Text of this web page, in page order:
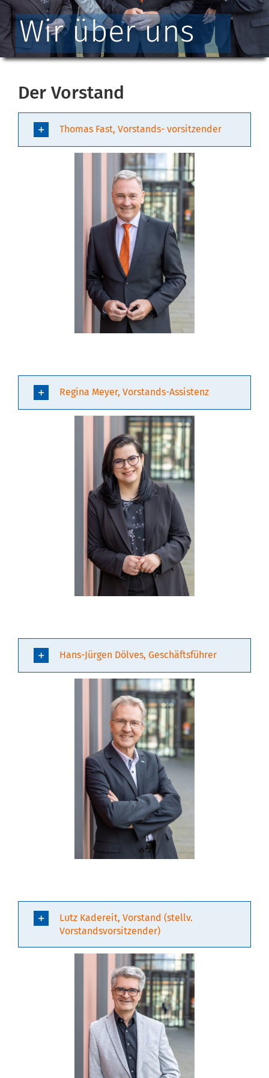
Wir über uns
Der Vorstand
Thomas Fast, Vorstands- vorsitzender
Regina Meyer, Vorstands-Assistenz
Hans-Jürgen Dölves, Geschäftsführer
Lutz Kadereit, Vorstand (stellv.
Vorstandsvorsitzender)